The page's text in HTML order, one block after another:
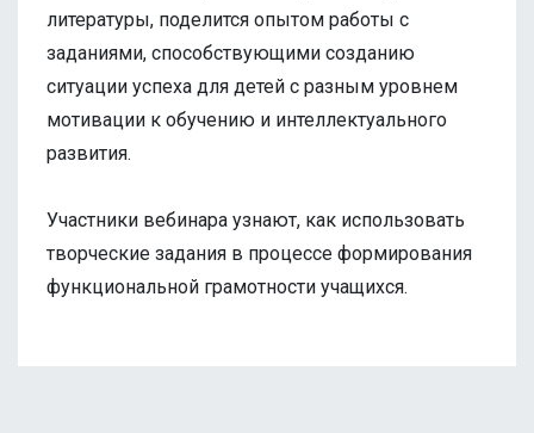
литературы, поделится опытом работы с
заданиями, способствующими созданию
ситуации успеха для детей с разным уровнем
мотивации к обучению и интеллектуального
развития.
Участники вебинара узнают, как использовать
творческие задания в процессе формирования
функциональной грамотности учащихся.